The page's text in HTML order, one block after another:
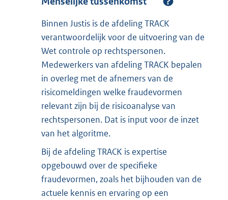
Binnen Justis is de afdeling TRACK
verantwoordelijk voor de uitvoering van de
Wet controle op rechtspersonen.
Medewerkers van afdeling TRACK bepalen
in overleg met de afnemers van de
risicomeldingen welke fraudevormen
relevant zijn bij de risicoanalyse van
rechtspersonen. Dat is input voor de inzet
van het algoritme.
Bij de afdeling TRACK is expertise
opgebouwd over de specifieke
fraudevormen, zoals het bijhouden van de
actuele kennis en ervaring op een